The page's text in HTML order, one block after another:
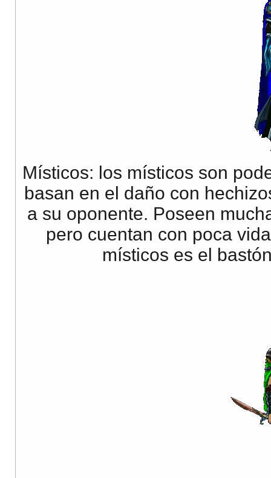
Místicos: los místicos son
basan en el daño con
a su oponente. Poseen
pero cuentan con poca
místicos es el